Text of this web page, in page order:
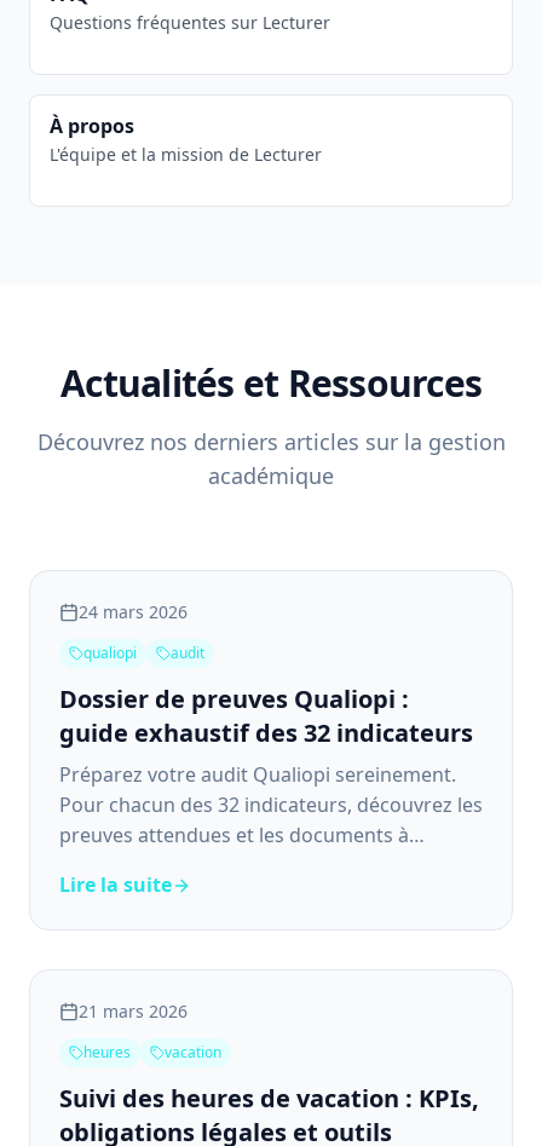
Questions fréquentes sur Lecturer
À propos
L'équipe et la mission de Lecturer
Actualités et Ressources
Découvrez nos derniers articles sur la gestion
académique
24 mars 2026
qualiopi audit
Dossier de preuves Qualiopi :
guide exhaustif des 32 indicateurs
Préparez votre audit Qualiopi sereinement.
Pour chacun des 32 indicateurs, découvrez les
preuves attendues et les documents à
Lire la suite
21 mars 2026
heures vacation
Suivi des heures de vacation : KPIs,
obligations légales et outils